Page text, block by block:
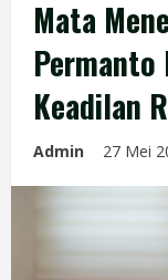
Mata
Permanto
Keadilan
Admin 27 Mei